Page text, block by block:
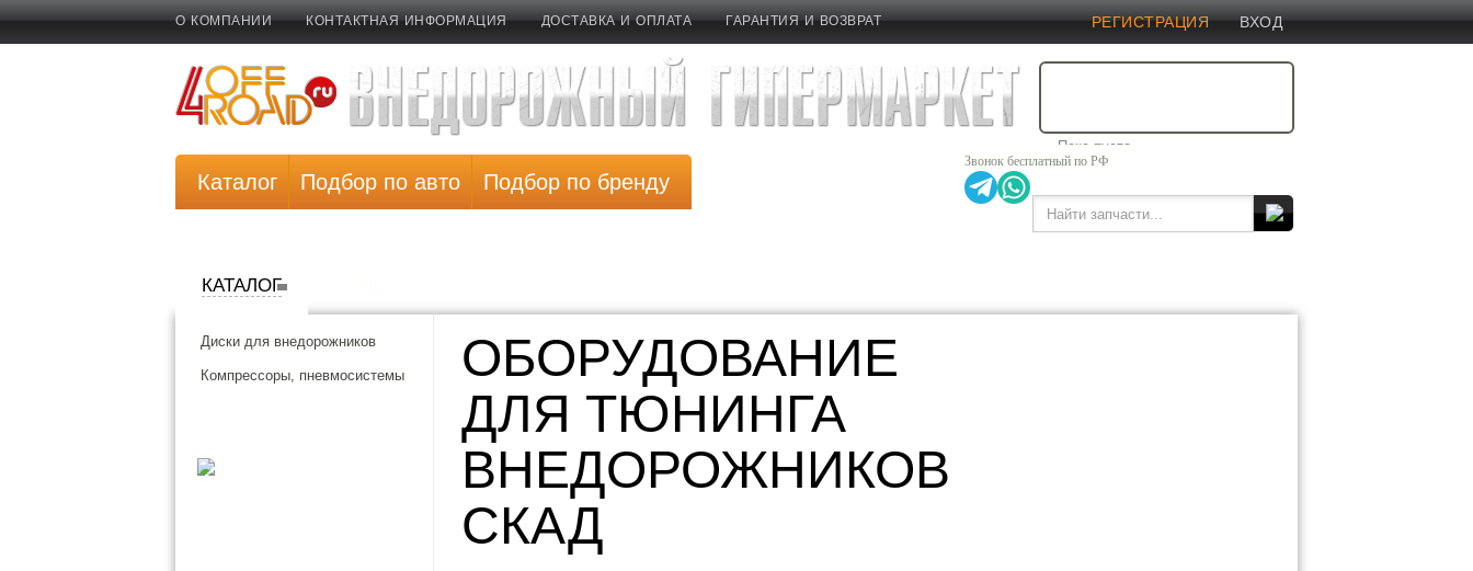
О КОМПАНИИ КОНТАКТНАЯ ИНФОРМАЦИЯ ДОСТАВКА И ОПЛАТА ГАРАНТИЯ И ВОЗВРАТ РЕГИСТРАЦИЯ ВХОД
Пока пуста.
Надеемся временно!
Каталог Подбор по авто Подбор по бренду
Звонок бесплатный по РФ
КАТАЛОГ
Диски для внедорожников
Компрессоры, пневмосистемы
ОБОРУДОВАНИЕ
ДЛЯ ТЮНИНГА
ВНЕДОРОЖНИКОВ
СКАД